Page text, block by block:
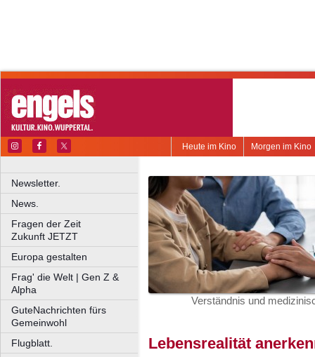
Morgen im Kino
Heute im Kino
Newsletter.
News.
Fragen der Zeit
Zukunft JETZT
Europa gestalten
Frag' die Welt | Gen Z &
Alpha
GuteNachrichten fürs
Gemeinwohl
Flugblatt.
Verständnis und
Lebensrealität